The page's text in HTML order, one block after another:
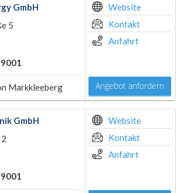
GmbH
5
Markkleeberg
Website
Kontakt
Anfahrt
Angebot anfordern
GmbH
Website
Kontakt
Anfahrt